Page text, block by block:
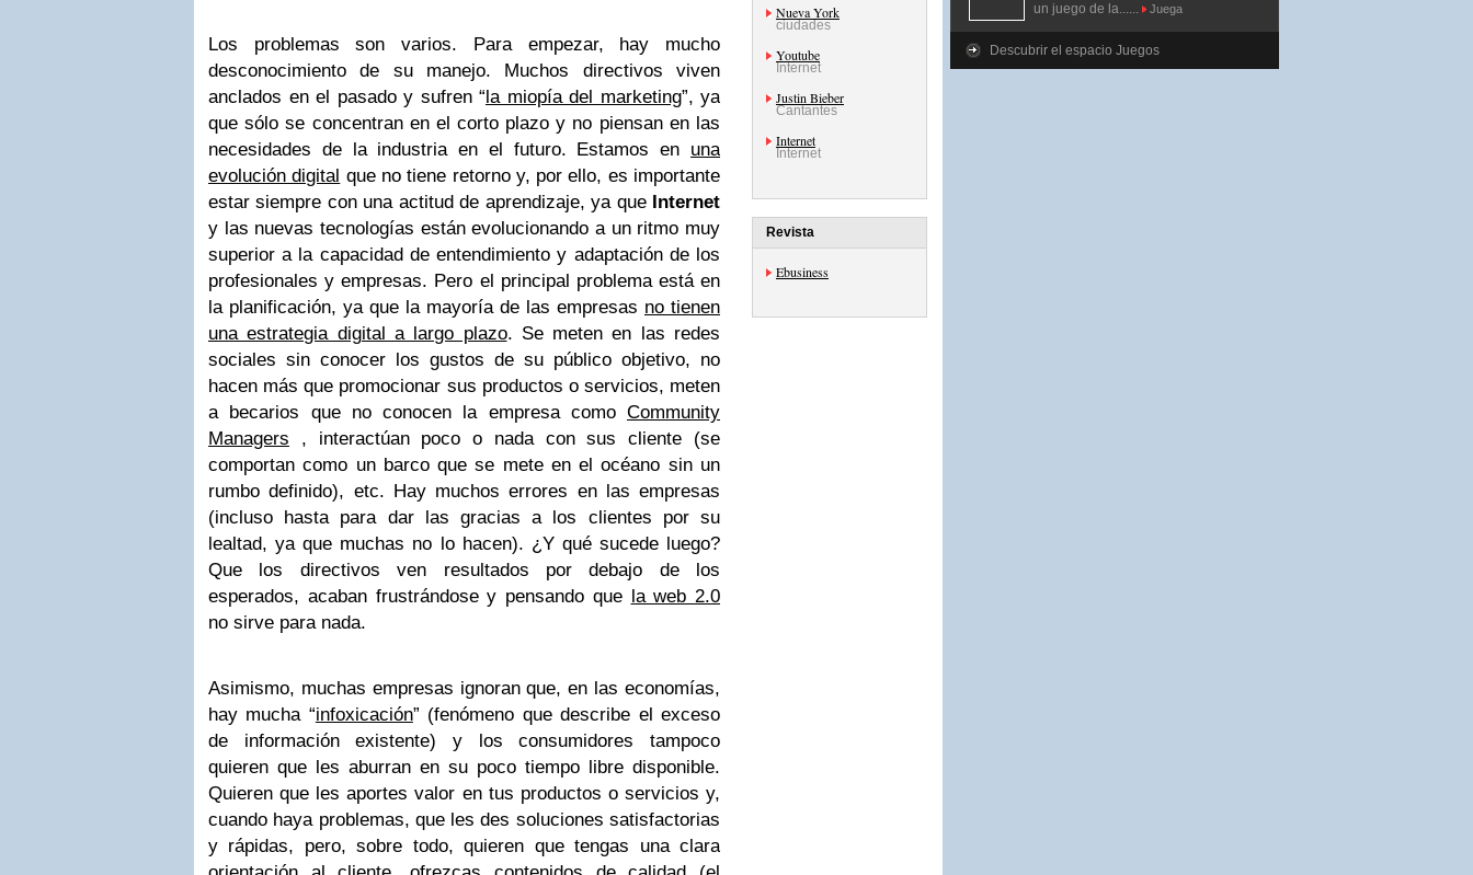
Los problemas son varios. Para empezar, hay mucho
desconocimiento de su manejo. Muchos directivos viven
anclados en el pasado y sufren “la miopía del marketing”, ya
que sólo se concentran en el corto plazo y no piensan en las
necesidades de la industria en el futuro. Estamos en una
evolución digital que no tiene retorno y, por ello, es importante
estar siempre con una actitud de aprendizaje, ya que Internet
y las nuevas tecnologías están evolucionando a un ritmo muy
superior a la capacidad de entendimiento y adaptación de los
profesionales y empresas. Pero el principal problema está en
la planificación, ya que la mayoría de las empresas no tienen
una estrategia digital a largo plazo. Se meten en las redes
sociales sin conocer los gustos de su público objetivo, no
hacen más que promocionar sus productos o servicios, meten
a becarios que no conocen la empresa como Community
Managers , interactúan poco o nada con sus cliente (se
comportan como un barco que se mete en el océano sin un
rumbo definido), etc. Hay muchos errores en las empresas
(incluso hasta para dar las gracias a los clientes por su
lealtad, ya que muchas no lo hacen). ¿Y qué sucede luego?
Que los directivos ven resultados por debajo de los
esperados, acaban frustrándose y pensando que la web 2.0
no sirve para nada.
Asimismo, muchas empresas ignoran que, en las economías,
hay mucha “infoxicación” (fenómeno que describe el exceso
de información existente) y los consumidores tampoco
quieren que les aburran en su poco tiempo libre disponible.
Quieren que les aportes valor en tus productos o servicios y,
cuando haya problemas, que les des soluciones satisfactorias
y rápidas, pero, sobre todo, quieren que tengas una clara
Nueva York
ciudades
Youtube
Internet
Justin Bieber
Cantantes
Internet
Internet
Revista
Ebusiness
un juego de la......
Juega
Descubrir el espacio Juegos